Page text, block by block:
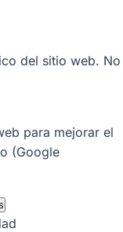
del sitio web. No
para mejorar el
(Google